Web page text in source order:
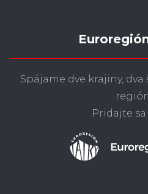
Spájame dve krajiny,
Pridajte